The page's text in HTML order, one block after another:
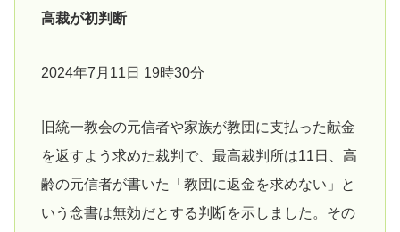
高裁が初判断
2024年7月11日 19時30分
旧統一教会の元信者や家族が教団に支払った献金
を返すよう求めた裁判で、最高裁判所は11日、高
齢の元信者が書いた「教団に返金を求めない」と
いう念書は無効だとする判断を示しました。その